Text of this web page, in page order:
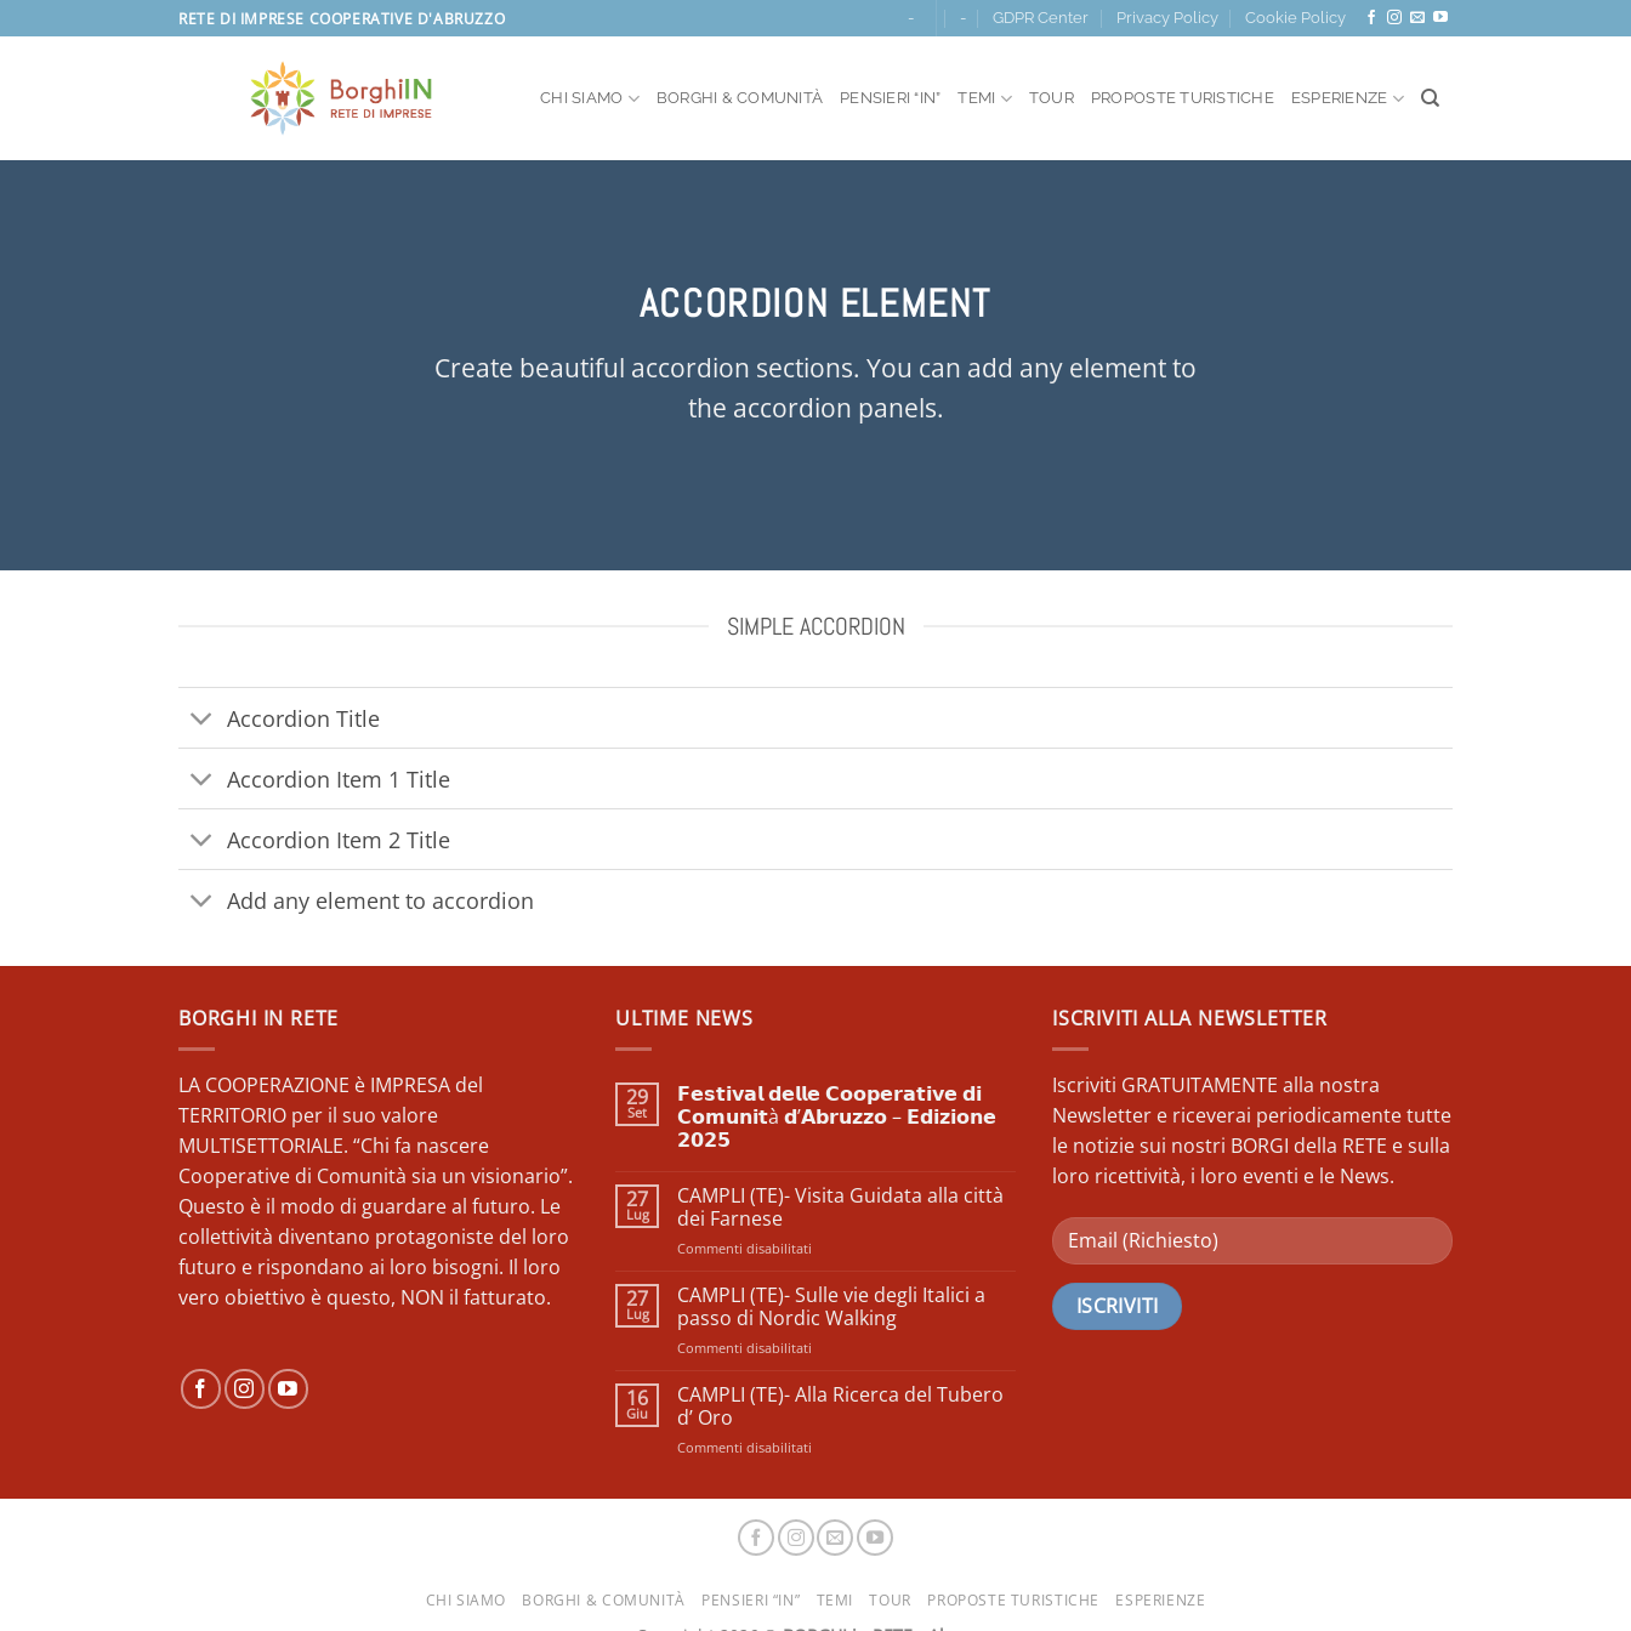
ai
RETE DI IMPRESE COOPERATIVE D'ABRUZZO - - GDPR Center Privacy Policy Cookie Policy
CHI SIAMO BORGHI & COMUNITÀ PENSIERI “IN” TEMI TOUR PROPOSTE TURISTICHE ESPERIENZE
ACCORDION ELEMENT
Create beautiful accordion sections. You can add any element to
the accordion panels.
SIMPLE ACCORDION
Accordion Title
Accordion Item 1 Title
Accordion Item 2 Title
Add any element to accordion
BORGHI IN RETE
LA COOPERAZIONE è IMPRESA del
TERRITORIO per il suo valore
MULTISETTORIALE. “Chi fa nascere
Cooperative di Comunità sia un visionario”.
Questo è il modo di guardare al futuro. Le
collettività diventano protagoniste del loro
futuro e rispondano ai loro bisogni. Il loro
vero obiettivo è questo, NON il fatturato.
ULTIME NEWS
29
Set
𝗙𝗲𝘀𝘁𝗶𝘃𝗮𝗹 𝗱𝗲𝗹𝗹𝗲 𝗖𝗼𝗼𝗽𝗲𝗿𝗮𝘁𝗶𝘃𝗲 𝗱𝗶
𝗖𝗼𝗺𝘂𝗻𝗶𝘁à 𝗱’𝗔𝗯𝗿𝘂𝘇𝘇𝗼 – 𝗘𝗱𝗶𝘇𝗶𝗼𝗻𝗲
𝟮𝟬𝟮𝟱
su
𝗙𝗲𝘀𝘁𝗶𝘃𝗮𝗹
𝗱𝗲𝗹𝗹𝗲
𝗖𝗼𝗼𝗽𝗲𝗿𝗮𝘁𝗶𝘃𝗲
𝗱𝗶
𝗱’𝗔𝗯𝗿𝘂𝘇𝘇𝗼
–
𝗘𝗱𝗶𝘇𝗶𝗼𝗻𝗲
27
Lug
CAMPLI (TE)- Visita Guidata alla città
dei Farnese
Commenti disabilitati
(TE)-
Visita
Guidata
dei
27
Lug
CAMPLI (TE)- Sulle vie degli Italici a
passo di Nordic Walking
Commenti disabilitati
(TE)-
di
Nordic
16
Giu
CAMPLI (TE)- Alla Ricerca del Tubero
d’ Oro
Commenti disabilitati
Ricerca
del
Oro
ISCRIVITI ALLA NEWSLETTER
Iscriviti GRATUITAMENTE alla nostra
Newsletter e riceverai periodicamente tutte
le notizie sui nostri BORGI della RETE e sulla
loro ricettività, i loro eventi e le News.
CHI SIAMO BORGHI & COMUNITÀ PENSIERI “IN” TEMI TOUR PROPOSTE TURISTICHE ESPERIENZE